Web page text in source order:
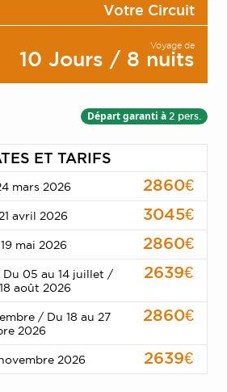
Votre Circuit
Voyage de
10 Jours / 8 nuits
Départ garanti à2 pers.
ET TARIFS
mars 2026 2860€
avril 2026 3045€
mai 2026 2860€
Du 05 au 14 juillet /
août 2026
2639€
/ Du 18 au 27
2026
2860€
2026 2639€